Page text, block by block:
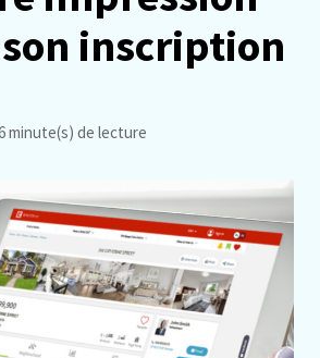
inscription
minute(s) de lecture